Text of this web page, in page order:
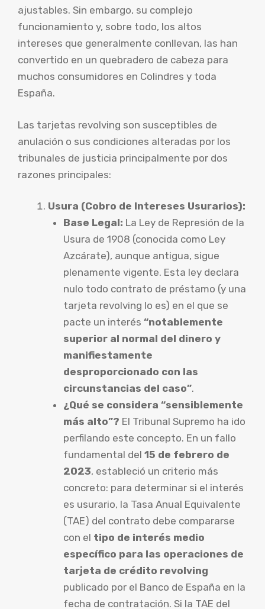
ajustables. Sin embargo, su complejo
funcionamiento y, sobre todo, los altos
intereses que generalmente conllevan, las han
convertido en un quebradero de cabeza para
muchos consumidores en Colindres y toda
España.
Las tarjetas revolving son susceptibles de
anulación o sus condiciones alteradas por los
tribunales de justicia principalmente por dos
razones principales:
Usura (Cobro de Intereses Usurarios):
Base Legal: La Ley de Represión de la
Usura de 1908 (conocida como Ley
Azcárate), aunque antigua, sigue
plenamente vigente. Esta ley declara
nulo todo contrato de préstamo (y una
tarjeta revolving lo es) en el que se
pacte un interés “notablemente
superior al normal del dinero y
manifiestamente
desproporcionado con las
circunstancias del caso”.
¿Qué se considera “sensiblemente
más alto”? El Tribunal Supremo ha ido
perfilando este concepto. En un fallo
fundamental del 15 de febrero de
2023, estableció un criterio más
concreto: para determinar si el interés
es usurario, la Tasa Anual Equivalente
(TAE) del contrato debe compararse
con el tipo de interés medio
específico para las operaciones de
tarjeta de crédito revolving
publicado por el Banco de España en la
fecha de contratación. Si la TAE del